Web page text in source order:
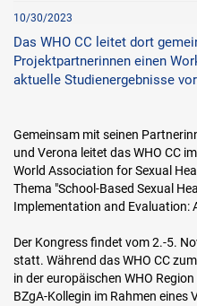
10/30/2023
Das WHO CC leitet dort
Projektpartnerinnen einen
aktuelle Studienergebnisse
Gemeinsam mit seinen
und Verona leitet das WHO CC
World Association for Sexual
Thema "School-Based Sexual
Implementation and Evaluation:
Der Kongress findet vom 2.-5.
statt. Während das WHO CC
in der europäischen WHO
BZgA-Kollegin im Rahmen